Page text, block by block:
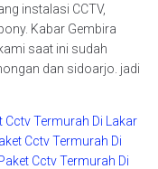
instalasi CCTV,
Kabar Gembira
saat ini sudah
dan sidoarjo. jadi
Cctv Termurah Di Lakar
Cctv Termurah Di
Cctv Termurah Di